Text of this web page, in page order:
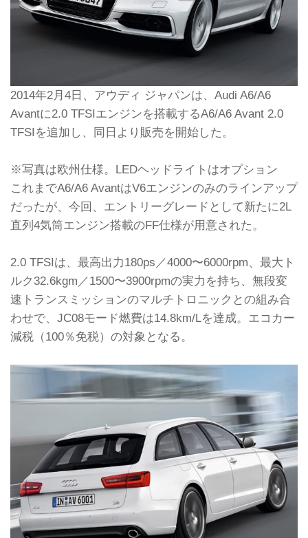
2014年2月4日、アウディ ジャパンは、Audi A6/A6
Avantに2.0 TFSIエンジンを搭載するA6/A6 Avant 2.0
TFSIを追加し、同日より販売を開始した。
※写真は欧州仕様。LEDヘッドライトはオプション
これまでA6/A6 AvantはV6エンジンのみのラインアップ
だったが、今回、エントリーグレードとして新たに2L
直列4気筒エンジン搭載のFF仕様が用意された。
2.0 TFSIは、最高出力180ps／4000〜6000rpm、最大ト
ルク32.6kgm／1500〜3900rpmの実力を持ち、無段変
速トランスミッションのマルチトロニックとの組み合
わせで、JC08モード燃費は14.8km/Lを達成。エコカー
減税（100％免税）の対象となる。